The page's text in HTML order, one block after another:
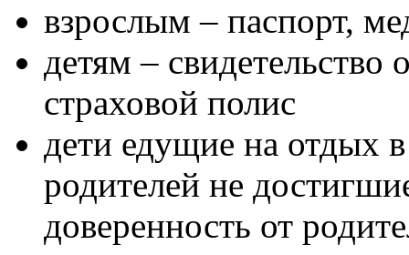
взрослым – паспорт,
детям –
страховой полис
дети едущие на отдых
родителей не
доверенность от